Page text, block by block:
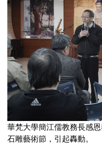
華梵大學簡江儒教務長感
石雕藝術節，引起轟動。